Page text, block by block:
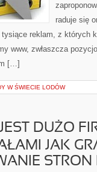
raduje się
tysiące reklam, z których
www, zwłaszcza
[…]
W ŚWIECIE LODÓW
DUŻO
JAK